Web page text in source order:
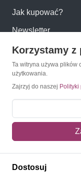
Jak kupować?
Newsletter
Konto
Moje konto
Mój koszyk
Adres dostawy
Polecamy
Korzystamy
Ta witryna używa plików
użytkowania.
Zajrzyj do naszej Polityki
Dostosuj